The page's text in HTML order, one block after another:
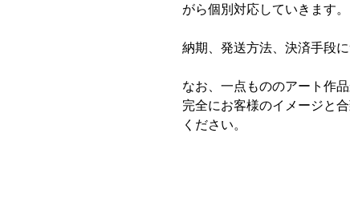
がら個別対応していきます。
納期、発送方法、決済手段
なお、一点もののアート作
完全にお客様のイメージと
ください。